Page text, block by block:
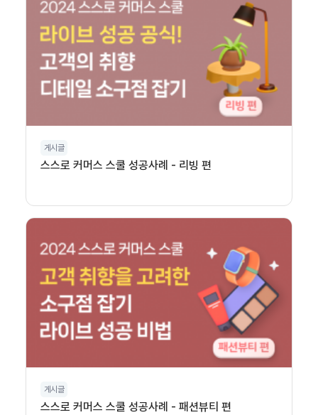
게시글
스스로 커머스 스쿨 성공사례 - 리빙 편
게시글
스스로 커머스 스쿨 성공사례 - 패션뷰티 편